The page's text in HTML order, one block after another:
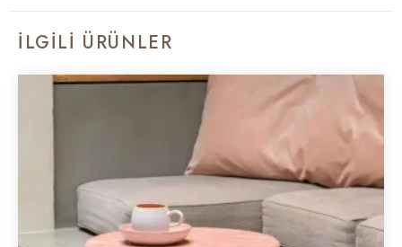
İLGILI ÜRÜNLER